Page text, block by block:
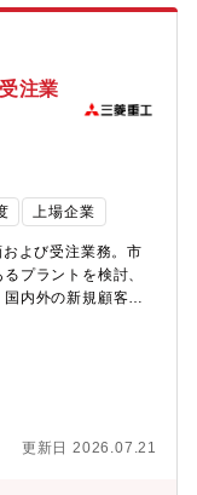
各種技術系教育等
して頂きたいと考
の創業者岩崎彌太
崎造船所と命名し
業した同社は発電
どの輸送機器、大
アリングとものづ
ております。・
収益5.0271兆円、当
日本を代表する企業
。・在宅勤務、時
働き方が可能で
。
バックグラウンド
ンジニア 中堅社員
エンジニアが語
工の未来
用いたGTCC発電
的な電力需要の増
、国内外で三菱重
高まっています。
込まれる中、一緒
あり、またプロジ
務です 。日本国内
注業
上場企業
よび受注業務。市
プラントを検討、
内外の新規顧客、
）・受注戦略の立
）・応札仕様書作
の技術説明、契約
め・窓口・プラン
ドバイなど）での
更新日 2026.07.21